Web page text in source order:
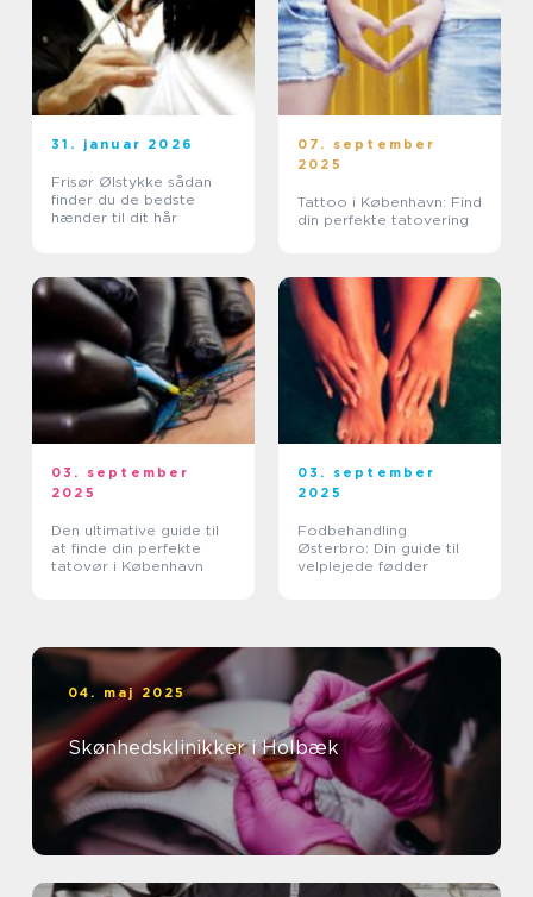
31. januar 2026
Frisør Ølstykke sådan
finder du de bedste
hænder til dit hår
07. september
2025
Tattoo i København: Find
din perfekte tatovering
03. september
2025
Den ultimative guide til
at finde din perfekte
tatovør i København
03. september
2025
Fodbehandling
Østerbro: Din guide til
velplejede fødder
04. maj 2025
Skønhedsklinikker i Holbæk